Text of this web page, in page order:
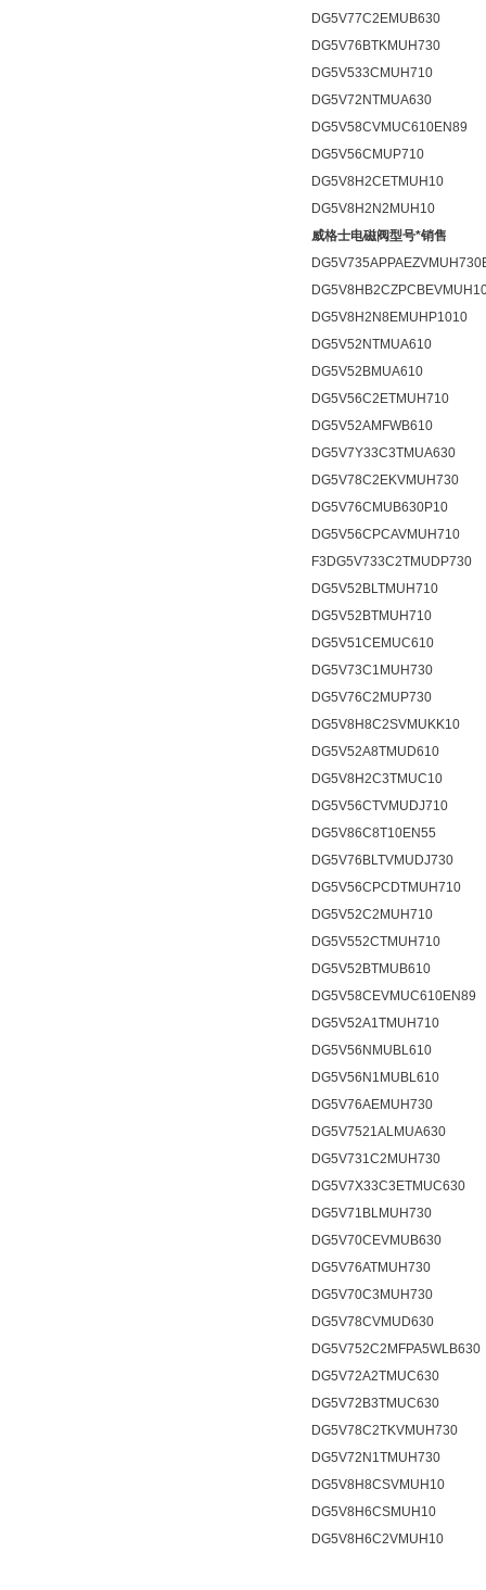
DG5V77C2EMUB630
DG5V76BTKMUH730
DG5V533CMUH710
DG5V72NTMUA630
DG5V58CVMUC610EN89
DG5V56CMUP710
DG5V8H2CETMUH10
DG5V8H2N2MUH10
威格士电磁阀型号*销售
DG5V8H2N8EMUHP1010
DG5V52NTMUA610
DG5V52BMUA610
DG5V56C2ETMUH710
DG5V52AMFWB610
DG5V7Y33C3TMUA630
DG5V78C2EKVMUH730
DG5V76CMUB630P10
DG5V56CPCAVMUH710
F3DG5V733C2TMUDP730
DG5V52BLTMUH710
DG5V52BTMUH710
DG5V51CEMUC610
DG5V73C1MUH730
DG5V76C2MUP730
DG5V8H8C2SVMUKK10
DG5V52A8TMUD610
DG5V8H2C3TMUC10
DG5V56CTVMUDJ710
DG5V86C8T10EN55
DG5V76BLTVMUDJ730
DG5V56CPCDTMUH710
DG5V52C2MUH710
DG5V552CTMUH710
DG5V52BTMUB610
DG5V58CEVMUC610EN89
DG5V52A1TMUH710
DG5V56NMUBL610
DG5V56N1MUBL610
DG5V76AEMUH730
DG5V7521ALMUA630
DG5V731C2MUH730
DG5V7X33C3ETMUC630
DG5V71BLMUH730
DG5V70CEVMUB630
DG5V76ATMUH730
DG5V70C3MUH730
DG5V78CVMUD630
DG5V752C2MFPA5WLB630
DG5V72A2TMUC630
DG5V72B3TMUC630
DG5V78C2TKVMUH730
DG5V72N1TMUH730
DG5V8H8CSVMUH10
DG5V8H6CSMUH10
DG5V8H6C2VMUH10